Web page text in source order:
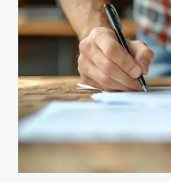
conseils
pratiques